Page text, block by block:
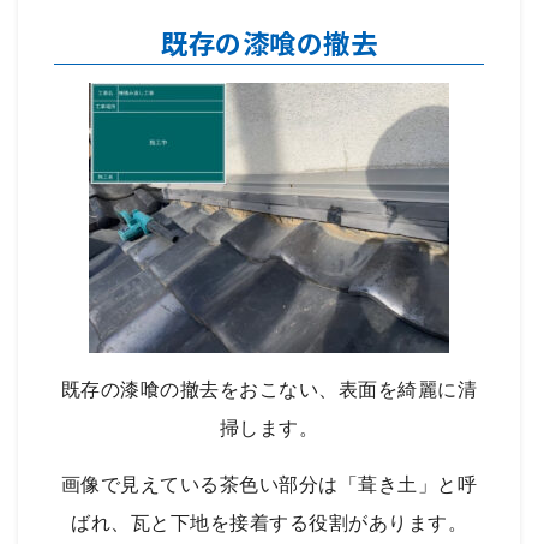
既存の漆喰の撤去
既存の漆喰の撤去をおこない、表面を綺麗に清
掃します。
画像で見えている茶色い部分は「葺き土」と呼
ばれ、瓦と下地を接着する役割があります。